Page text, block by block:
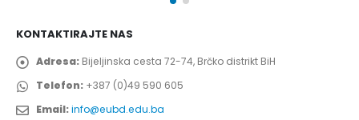
KONTAKTIRAJTE NAS
Adresa: Bijeljinska cesta 72-74, Brčko distrikt BiH
Telefon: +387 (0)49 590 605
Email:info@eubd.edu.ba